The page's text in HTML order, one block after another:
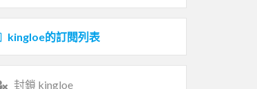
kingloe的訂閱列表
封鎖 kingloe